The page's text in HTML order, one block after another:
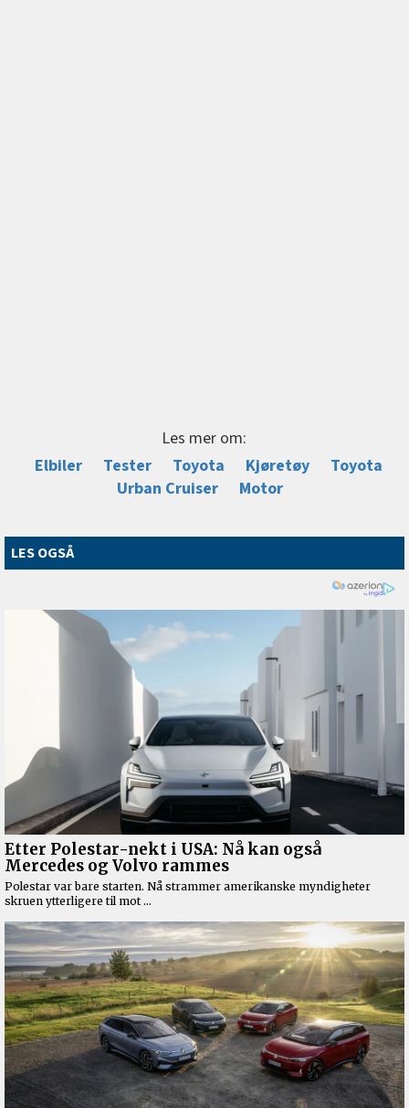
Les mer om:
Elbiler
Tester Toyota Kjøretøy
Toyota
Urban Cruiser
Motor
LES OGSÅ